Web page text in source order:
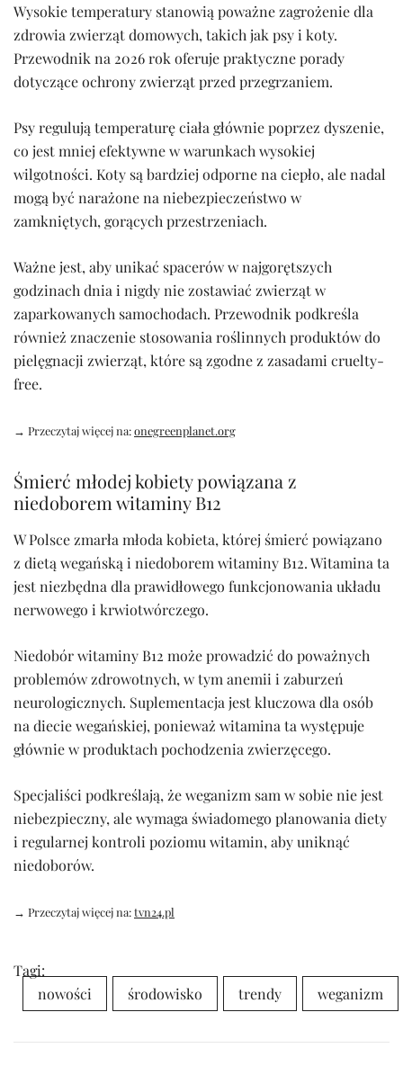
Wysokie temperatury stanowią poważne zagrożenie dla
zdrowia zwierząt domowych, takich jak psy i koty.
Przewodnik na 2026 rok oferuje praktyczne porady
dotyczące ochrony zwierząt przed przegrzaniem.
Psy regulują temperaturę ciała głównie poprzez dyszenie,
co jest mniej efektywne w warunkach wysokiej
wilgotności. Koty są bardziej odporne na ciepło, ale nadal
mogą być narażone na niebezpieczeństwo w
zamkniętych, gorących przestrzeniach.
Ważne jest, aby unikać spacerów w najgorętszych
godzinach dnia i nigdy nie zostawiać zwierząt w
zaparkowanych samochodach. Przewodnik podkreśla
również znaczenie stosowania roślinnych produktów do
pielęgnacji zwierząt, które są zgodne z zasadami cruelty-
free.
→ Przeczytaj więcej na:onegreenplanet.org
Śmierć młodej kobiety powiązana z
niedoborem witaminy B12
W Polsce zmarła młoda kobieta, której śmierć powiązano
z dietą wegańską i niedoborem witaminy B12. Witamina ta
jest niezbędna dla prawidłowego funkcjonowania układu
nerwowego i krwiotwórczego.
Niedobór witaminy B12 może prowadzić do poważnych
problemów zdrowotnych, w tym anemii i zaburzeń
neurologicznych. Suplementacja jest kluczowa dla osób
na diecie wegańskiej, ponieważ witamina ta występuje
głównie w produktach pochodzenia zwierzęcego.
Specjaliści podkreślają, że weganizm sam w sobie nie jest
niebezpieczny, ale wymaga świadomego planowania diety
i regularnej kontroli poziomu witamin, aby uniknąć
niedoborów.
→ Przeczytaj więcej na:tvn24.pl
Tagi:
nowości
środowisko trendy weganizm